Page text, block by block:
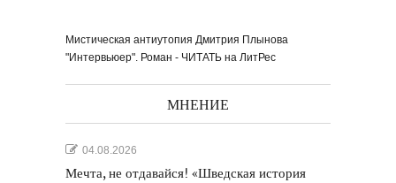
Мистическая антиутопия Дмитрия Плынова
"Интервьюер". Роман - ЧИТАТЬ на ЛитРес
МНЕНИЕ
04.08.2026
Мечта, не отдавайся! «Шведская история